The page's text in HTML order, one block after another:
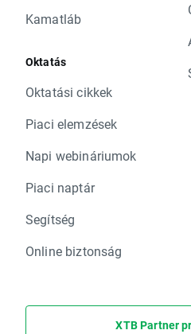
Kamatláb
Oktatás
Oktatási cikkek
Piaci elemzések
Napi webináriumok
Piaci naptár
Segítség
Online biztonság
XTB Partner